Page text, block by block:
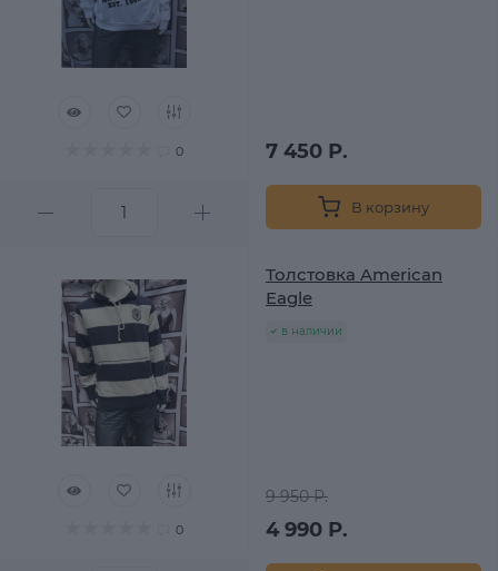
0 7 450 Р.
В корзину
0
Толстовка American
Eagle
в наличии
9 950 Р.
4 990 Р.